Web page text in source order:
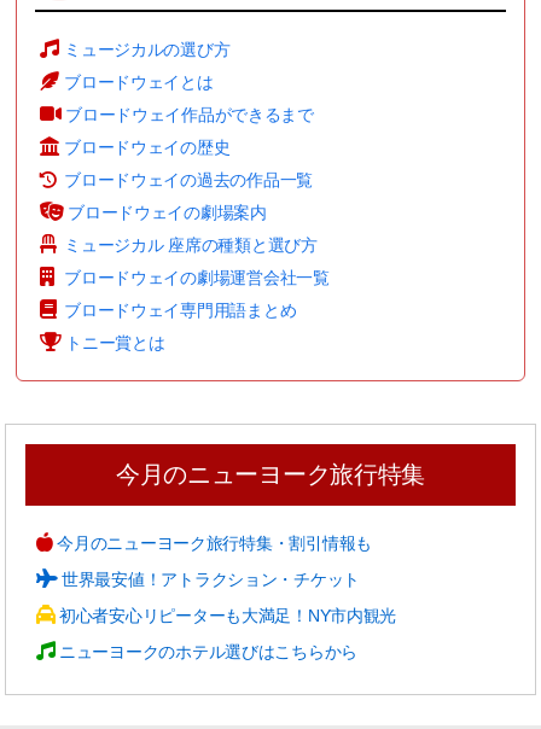
ミュージカルの選び方
ブロードウェイとは
ブロードウェイ作品ができるまで
ブロードウェイの歴史
ブロードウェイの過去の作品一覧
ブロードウェイの劇場案内
ミュージカル 座席の種類と選び方
ブロードウェイの劇場運営会社一覧
ブロードウェイ専門用語まとめ
トニー賞とは
今月のニューヨーク旅行特集
今月のニューヨーク旅行特集・割引情報も
世界最安値！アトラクション・チケット
初心者安心リピーターも大満足！NY市内観光
ニューヨークのホテル選びはこちらから